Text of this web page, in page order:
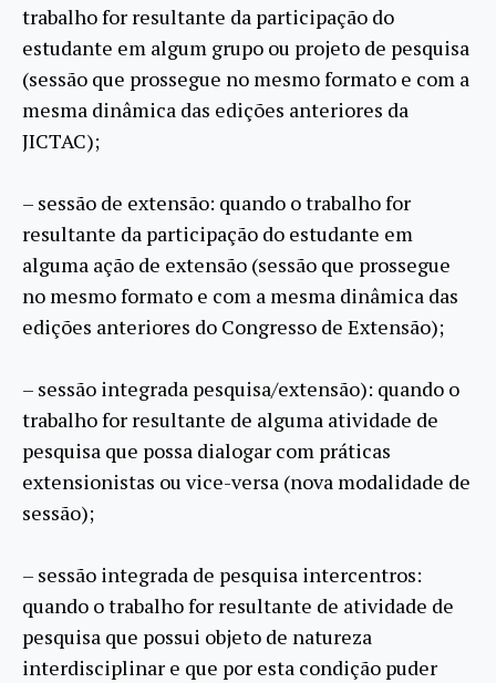
trabalho for resultante da participação do
estudante em algum grupo ou projeto de pesquisa
(sessão que prossegue no mesmo formato e com a
mesma dinâmica das edições anteriores da
JICTAC);
– sessão de extensão: quando o trabalho for
resultante da participação do estudante em
alguma ação de extensão (sessão que prossegue
no mesmo formato e com a mesma dinâmica das
edições anteriores do Congresso de Extensão);
– sessão integrada pesquisa/extensão): quando o
trabalho for resultante de alguma atividade de
pesquisa que possa dialogar com práticas
extensionistas ou vice-versa (nova modalidade de
sessão);
– sessão integrada de pesquisa intercentros:
quando o trabalho for resultante de atividade de
pesquisa que possui objeto de natureza
interdisciplinar e que por esta condição puder